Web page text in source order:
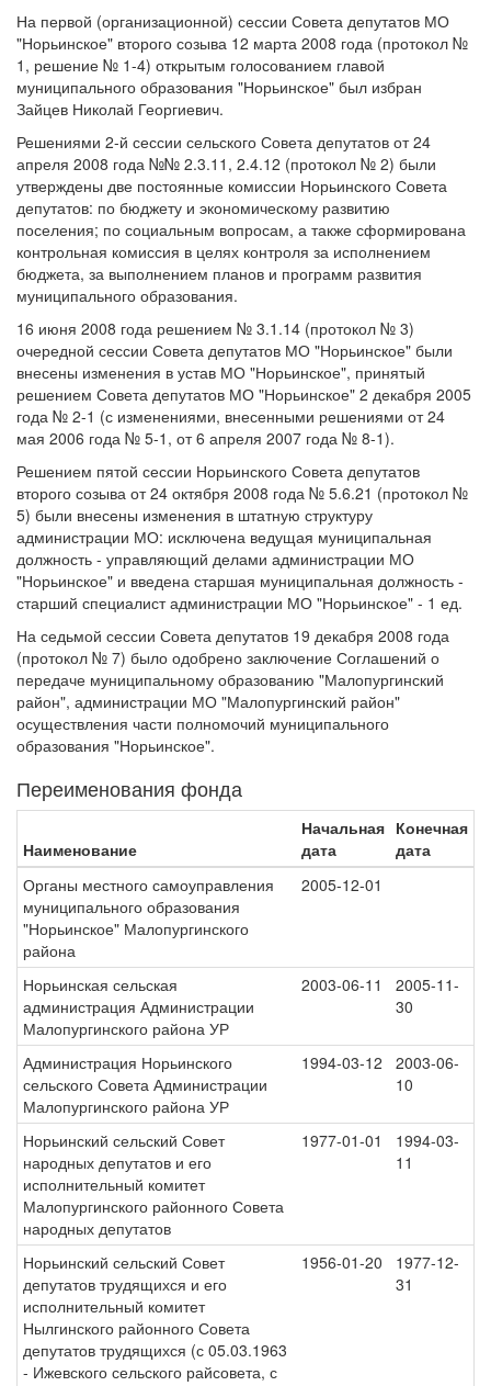
На первой (организационной) сессии Совета депутатов МО
"Норьинское" второго созыва 12 марта 2008 года (протокол №
1, решение № 1-4) открытым голосованием главой
муниципального образования "Норьинское" был избран
Зайцев Николай Георгиевич.
Решениями 2-й сессии сельского Совета депутатов от 24
апреля 2008 года №№ 2.3.11, 2.4.12 (протокол № 2) были
утверждены две постоянные комиссии Норьинского Совета
депутатов: по бюджету и экономическому развитию
поселения; по социальным вопросам, а также сформирована
контрольная комиссия в целях контроля за исполнением
бюджета, за выполнением планов и программ развития
муниципального образования.
16 июня 2008 года решением № 3.1.14 (протокол № 3)
очередной сессии Совета депутатов МО "Норьинское" были
внесены изменения в устав МО "Норьинское", принятый
решением Совета депутатов МО "Норьинское" 2 декабря 2005
года № 2-1 (с изменениями, внесенными решениями от 24
мая 2006 года № 5-1, от 6 апреля 2007 года № 8-1).
Решением пятой сессии Норьинского Совета депутатов
второго созыва от 24 октября 2008 года № 5.6.21 (протокол №
5) были внесены изменения в штатную структуру
администрации МО: исключена ведущая муниципальная
должность - управляющий делами администрации МО
"Норьинское" и введена старшая муниципальная должность -
старший специалист администрации МО "Норьинское" - 1 ед.
На седьмой сессии Совета депутатов 19 декабря 2008 года
(протокол № 7) было одобрено заключение Соглашений о
передаче муниципальному образованию "Малопургинский
район", администрации МО "Малопургинский район"
осуществления части полномочий муниципального
образования "Норьинское".
Переименования фонда
Наименование
Начальная
дата
Конечная
дата
Органы местного самоуправления
муниципального образования
"Норьинское" Малопургинского
района
2005-12-01
Норьинская сельская
администрация Администрации
Малопургинского района УР
2003-06-11
2005-11-
30
Администрация Норьинского
сельского Совета Администрации
Малопургинского района УР
1994-03-12
2003-06-
10
Норьинский сельский Совет
народных депутатов и его
исполнительный комитет
Малопургинского районного Совета
народных депутатов
1977-01-01
1994-03-
11
Норьинский сельский Совет
депутатов трудящихся и его
исполнительный комитет
Нылгинского районного Совета
депутатов трудящихся (с 05.03.1963
- Ижевского сельского райсовета, с
1956-01-20
1977-12-
31